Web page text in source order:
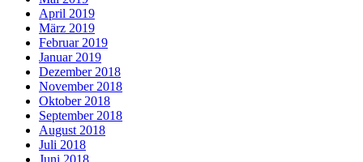
April 2019
März 2019
Februar 2019
Januar 2019
Dezember 2018
November 2018
Oktober 2018
September 2018
August 2018
Juli 2018
Juni 2018